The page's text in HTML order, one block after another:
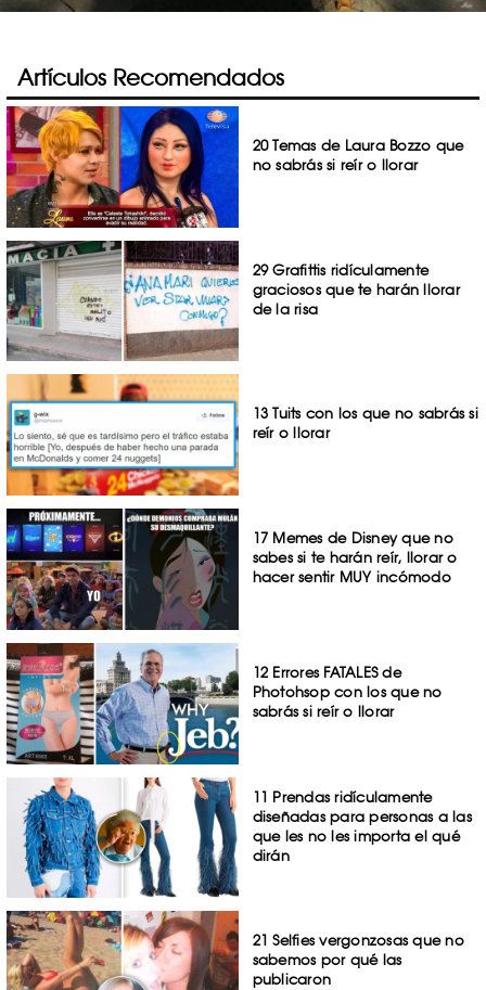
Artículos Recomendados
20 Temas de Laura Bozzo que
no sabrás si reír o llorar
29 Grafittis ridículamente
graciosos que te harán llorar
de la risa
13 Tuits con los que no sabrás si
reír o llorar
17 Memes de Disney que no
sabes si te harán reír, llorar o
hacer sentir MUY incómodo
12 Errores FATALES de
Photohsop con los que no
sabrás si reír o llorar
11 Prendas ridículamente
diseñadas para personas a las
que les no les importa el qué
dirán
21 Selfies vergonzosas que no
sabemos por qué las
publicaron